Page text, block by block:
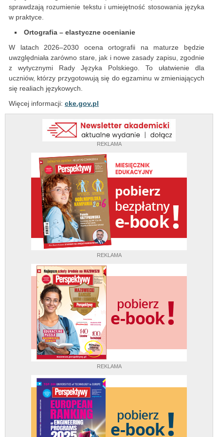
REKLAMA
REKLAMA
REKLAMA
sprawdzają rozumienie tekstu i umiejętność stosowania języka
w praktyce.
Ortografia – elastyczne ocenianie
W latach 2026–2030 ocena ortografii na maturze będzie
uwzględniała zarówno stare, jak i nowe zasady zapisu, zgodnie
z wytycznymi Rady Języka Polskiego. To ułatwienie dla
uczniów, którzy przygotowują się do egzaminu w zmieniających
się realiach językowych.
Więcej informacji: cke.gov.pl